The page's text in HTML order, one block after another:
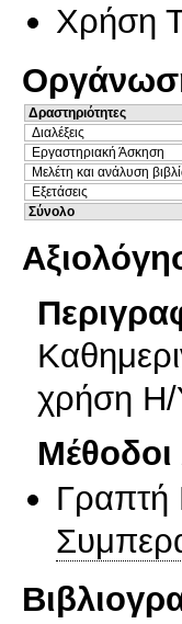
Χρήση
Δραστηριότητες
Διαλέξεις
Εργαστηριακή Άσκηση
Μελέτη και ανάλυση
Εξετάσεις
Σύνολο
χρήση
Γραπτή